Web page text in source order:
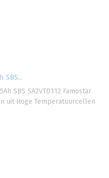
SBS SA2VTD112 Famostar
uit Hoge Temperatuurcellen